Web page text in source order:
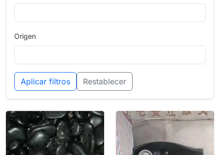
Origen
Aplicar filtros Restablecer